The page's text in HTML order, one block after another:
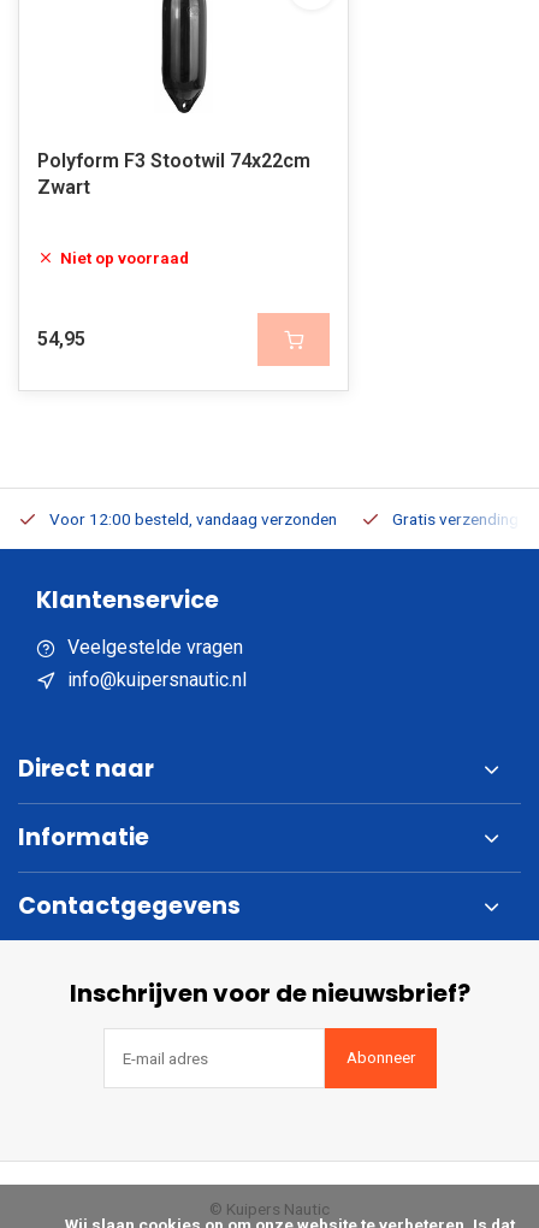
Polyform F3 Stootwil 74x22cm
Zwart
Niet op voorraad
54,95
Voor 12:00 besteld, vandaag verzonden Gratis verzending
Klantenservice
Veelgestelde vragen
info@kuipersnautic.nl
Direct naar
Informatie
Contactgegevens
Inschrijven voor de nieuwsbrief?
Abonneer
© Kuipers Nautic